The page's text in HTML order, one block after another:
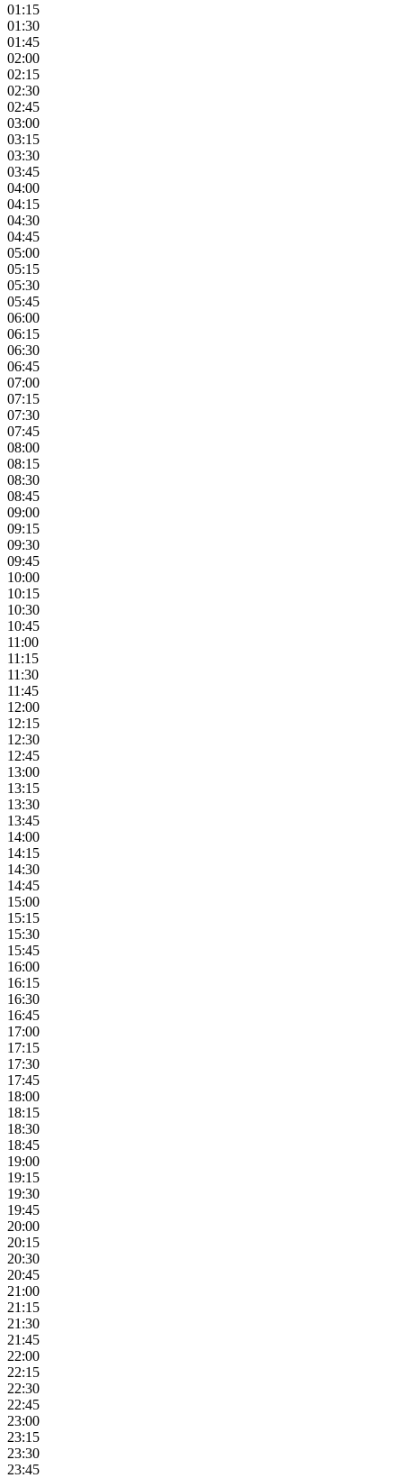
01:15
01:30
01:45
02:00
02:15
02:30
02:45
03:00
03:15
03:30
03:45
04:00
04:15
04:30
04:45
05:00
05:15
05:30
05:45
06:00
06:15
06:30
06:45
07:00
07:15
07:30
07:45
08:00
08:15
08:30
08:45
09:00
09:15
09:30
09:45
10:00
10:15
10:30
10:45
11:00
11:15
11:30
11:45
12:00
12:15
12:30
12:45
13:00
13:15
13:30
13:45
14:00
14:15
14:30
14:45
15:00
15:15
15:30
15:45
16:00
16:15
16:30
16:45
17:00
17:15
17:30
17:45
18:00
18:15
18:30
18:45
19:00
19:15
19:30
19:45
20:00
20:15
20:30
20:45
21:00
21:15
21:30
21:45
22:00
22:15
22:30
22:45
23:00
23:15
23:30
23:45